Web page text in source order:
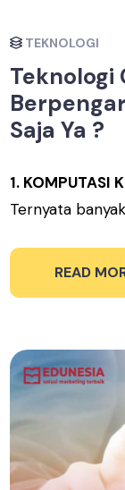
TEKNOLOGI
Teknologi
Saja Ya ?
1. KOMPUTASI
Ternyata
READ